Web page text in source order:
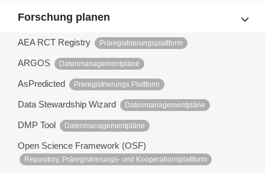
Forschung planen
AEA RCT Registry Präregistrierungsplattform
ARGOS Datenmanagementpläne
AsPredicted Preregistrierungs Plattform
Data Stewardship Wizard Datenmanagementpläne
DMP Tool Datenmanagementpläne
Open Science Framework (OSF)
Repository, Präregistrierungs- und Kooperationsplattform